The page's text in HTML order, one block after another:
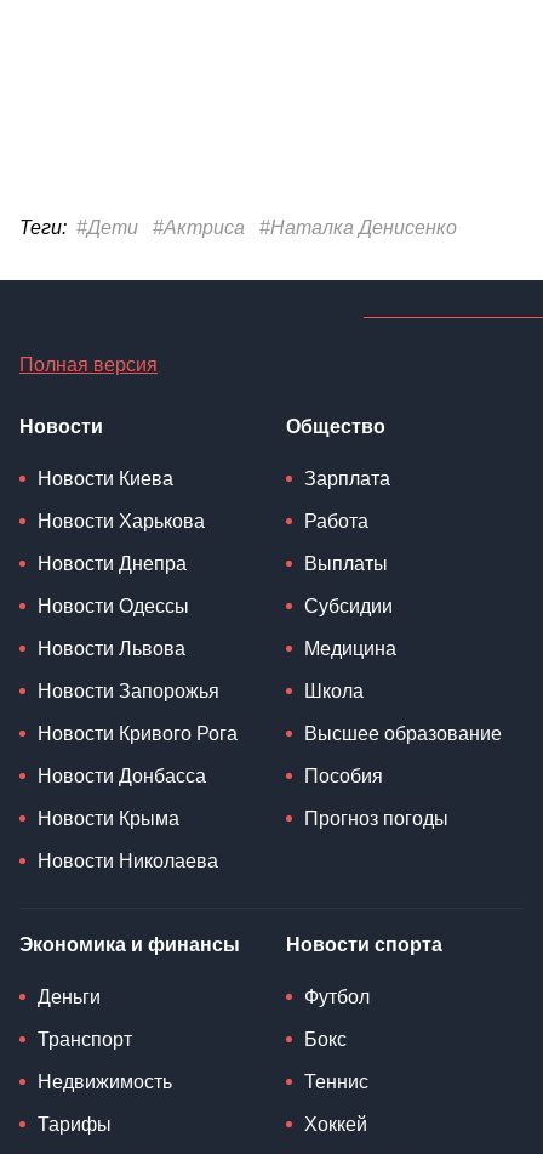
Теги: #Дети #Актриса #Наталка Денисенко
Полная версия
Новости
Новости Киева
Новости Харькова
Новости Днепра
Новости Одессы
Новости Львова
Новости Запорожья
Новости Кривого Рога
Новости Донбасса
Новости Крыма
Новости Николаева
Общество
Зарплата
Работа
Выплаты
Субсидии
Медицина
Школа
Высшее образование
Пособия
Прогноз погоды
Экономика и финансы
Деньги
Транспорт
Недвижимость
Тарифы
Новости спорта
Футбол
Бокс
Теннис
Хоккей